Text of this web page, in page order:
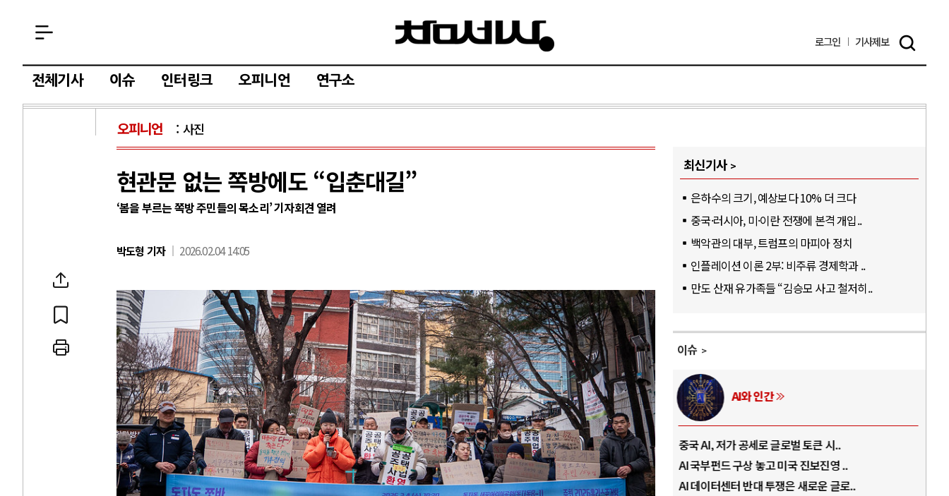
로그인 기사제보
전체기사 이슈 인터링크 오피니언 연구소
오피니언 사진
현관문 없는 쪽방에도 “입춘대길”
‘봄을 부르는 쪽방 주민들의 목소리’ 기자회견 열려
박도형 기자 2026.02.04 14:05
최신기사
은하수의 크기, 예상보다 10% 더 크다
중국·러시아, 미·이란 전쟁에 본격 개입..
백악관의 대부, 트럼프의 마피아 정치
인플레이션 이론 2부: 비주류 경제학과 ..
만도 산재 유가족들 “김승모 사고 철저히..
이슈
러시아-우크라이나 전쟁
전쟁의 추상화: 우크라이나, 대리전의 역..
EU·우크라이나 드론 협력 직후, 러시아..
나토, 우크라 군사지원 2027년까지 공..
중동 위기
호르무즈 갈등 격화, 트럼프 정치·경제 ..
호르무즈 해협 통행료를 철회한 트럼프
이란, 호르무즈 해협 봉쇄 선택한 배경
AI와 인간
중국 AI, 저가 공세로 글로벌 토큰 시..
AI 국부펀드 구상 놓고 미국 진보진영 ..
AI 데이터센터 반대 투쟁은 새로운 글로..